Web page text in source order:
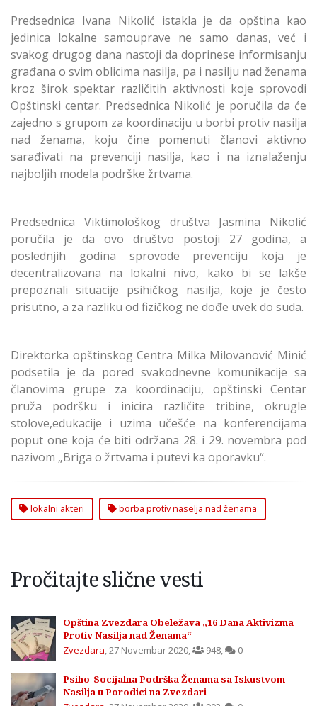
Predsednica Ivana Nikolić istakla je da opština kao
jedinica lokalne samouprave ne samo danas, već i
svakog drugog dana nastoji da doprinese informisanju
građana o svim oblicima nasilja, pa i nasilju nad ženama
kroz širok spektar različitih aktivnosti koje sprovodi
Opštinski centar. Predsednica Nikolić je poručila da će
zajedno s grupom za koordinaciju u borbi protiv nasilja
nad ženama, koju čine pomenuti članovi aktivno
sarađivati na prevenciji nasilja, kao i na iznalaženju
najboljih modela podrške žrtvama.
Predsednica Viktimološkog društva Jasmina Nikolić
poručila je da ovo društvo postoji 27 godina, a
poslednjih godina sprovode prevenciju koja je
decentralizovana na lokalni nivo, kako bi se lakše
prepoznali situacije psihičkog nasilja, koje je često
prisutno, a za razliku od fizičkog ne dođe uvek do suda.
Direktorka opštinskog Centra Milka Milovanović Minić
podsetila je da pored svakodnevne komunikacije sa
članovima grupe za koordinaciju, opštinski Centar
pruža podršku i inicira različite tribine, okrugle
stolove,edukacije i uzima učešće na konferencijama
poput one koja će biti održana 28. i 29. novembra pod
nazivom „Briga o žrtvama i putevi ka oporavku“.
lokalni akteri borba protiv naselja nad ženama
Pročitajte slične vesti
Opština Zvezdara Obeležava „16 Dana Aktivizma
Protiv Nasilja nad Ženama“
Zvezdara,27 Novembar 2020, 948, 0
Psiho-Socijalna Podrška Ženama sa Iskustvom
Nasilja u Porodici na Zvezdari